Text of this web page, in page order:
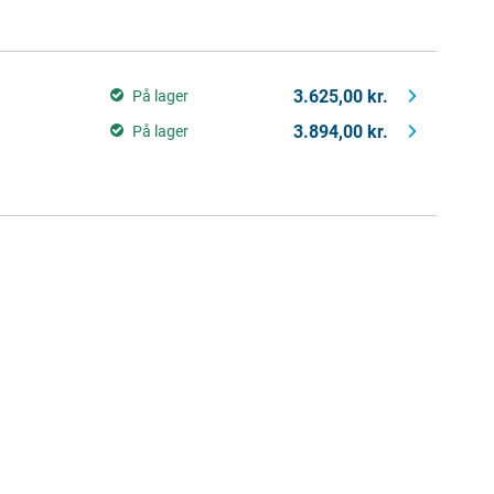
På lager 3.625,00 kr.
På lager 3.894,00 kr.